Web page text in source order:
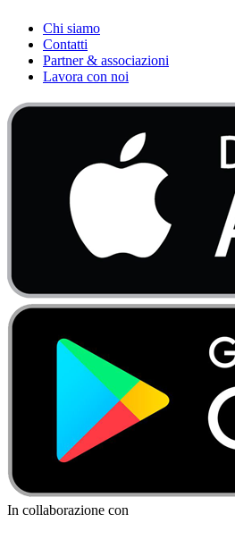
Chi siamo
Contatti
Partner & associazioni
Lavora con noi
In collaborazione con